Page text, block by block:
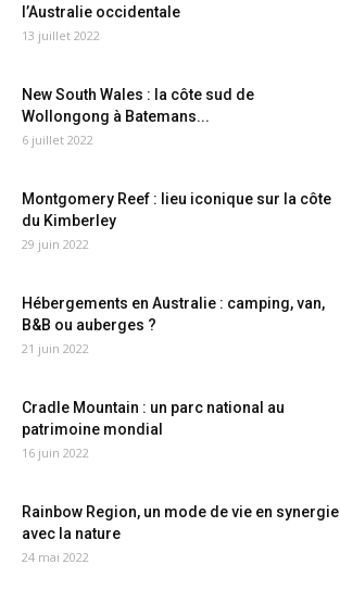
l’Australie occidentale
13 juillet 2022
New South Wales : la côte sud de
Wollongong à Batemans...
6 juillet 2022
Montgomery Reef : lieu iconique sur la côte
du Kimberley
29 juin 2022
Hébergements en Australie : camping, van,
B&B ou auberges ?
21 juin 2022
Cradle Mountain : un parc national au
patrimoine mondial
16 juin 2022
Rainbow Region, un mode de vie en synergie
avec la nature
24 mai 2022